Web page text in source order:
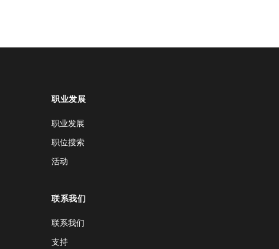
职业发展
职业发展
职位搜索
活动
联系我们
联系我们
支持